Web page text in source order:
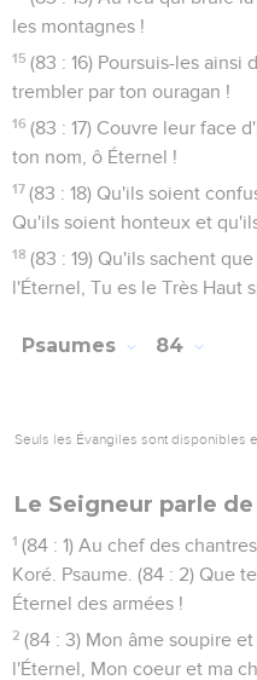
les montagnes !
15 (83 : 16) Poursuis-les ainsi
trembler par ton ouragan !
16 (83 : 17) Couvre leur face
ton nom, ô Éternel !
17 (83 : 18) Qu'ils soient
Qu'ils soient honteux et
18 (83 : 19) Qu'ils sachent
l'Éternel, Tu es le Très Haut
Psaumes 84
Seuls les Évangiles sont disponibles
Le Seigneur parle
1 (84 : 1) Au chef des
Koré. Psaume. (84 : 2) Que
Éternel des armées !
2 (84 : 3) Mon âme soupire
l'Éternel, Mon coeur et ma